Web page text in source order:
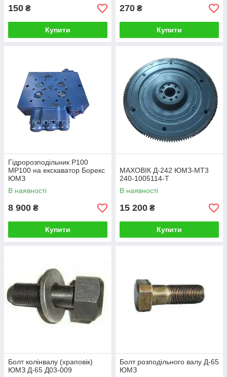
150 ₴
Купити
270 ₴
Купити
Гідророзподільник Р100
МР100 на екскаватор Борекс
ЮМЗ
В наявності
8 900 ₴
Купити
МАХОВІК Д-242 ЮМЗ-МТ3
240-1005114-T
В наявності
15 200 ₴
Купити
Болт колінвалу (храповік)
ЮМЗ Д-65 Д03-009
Болт розподільного валу Д-65
ЮМЗ